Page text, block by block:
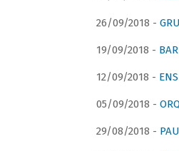
26/09/2018 -
19/09/2018 -
12/09/2018 -
05/09/2018 -
29/08/2018 -